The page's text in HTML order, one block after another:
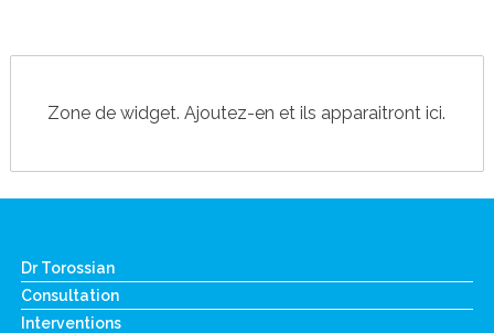
Zone de widget. Ajoutez-en et ils apparaitront ici.
Dr Torossian
Consultation
Interventions